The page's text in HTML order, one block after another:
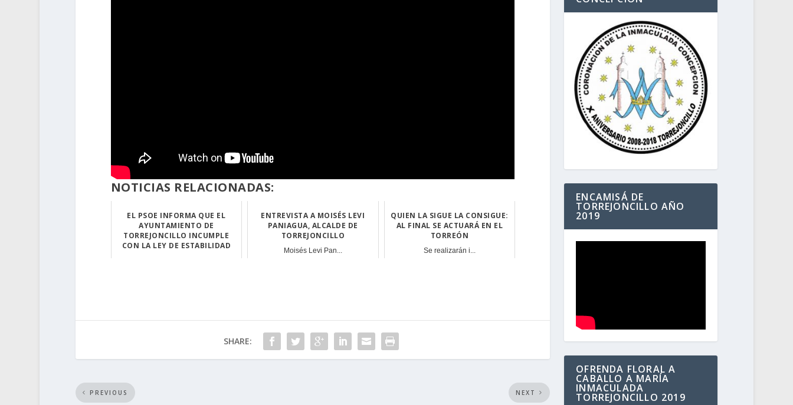
NOTICIAS RELACIONADAS:
EL PSOE INFORMA QUE EL
AYUNTAMIENTO DE
TORREJONCILLO INCUMPLE
CON LA LEY DE ESTABILIDAD
ENTREVISTA A MOISÉS LEVI
PANIAGUA, ALCALDE DE
TORREJONCILLO
Moisés Levi Pan...
QUIEN LA SIGUE LA CONSIGUE:
AL FINAL SE ACTUARÁ EN EL
TORREÓN
Se realizarán i...
SHARE:
PREVIOUS NEXT
ENCAMISÁ DE
TORREJONCILLO AÑO
2019
OFRENDA FLORAL A
CABALLO A MARÍA
INMACULADA
TORREJONCILLO 2019